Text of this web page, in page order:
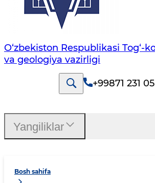
O‘zbekiston Respublikasi Tog‘-
va geologiya vazirligi
+99871 231
Bosh sahifa
Yangiliklar